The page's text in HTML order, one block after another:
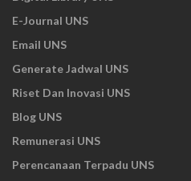
E-Journal UNS
Email UNS
Generate Jadwal UNS
Riset Dan Inovasi UNS
Blog UNS
Remunerasi UNS
Perencanaan Terpadu UNS